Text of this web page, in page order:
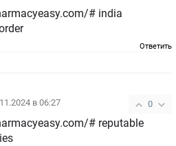
# india
Ответить
0
в 06:27
# reputable